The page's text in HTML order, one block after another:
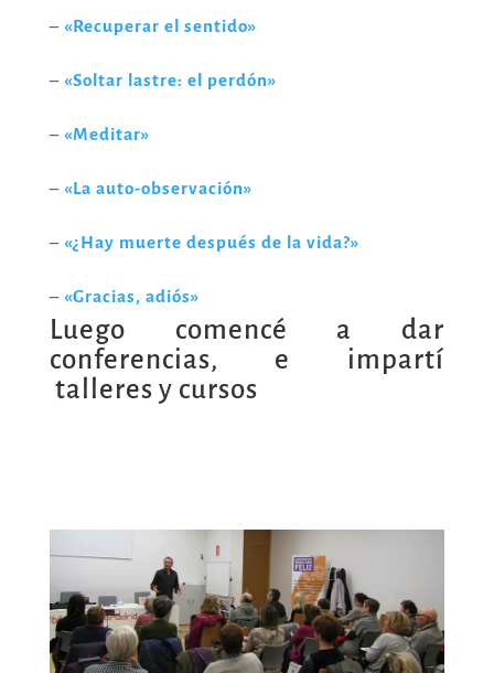
– «Recuperar el sentido»
– «Soltar lastre: el perdón»
– «Meditar»
– «La auto-observación»
– «¿Hay muerte después de la vida?»
– «Gracias, adiós»
Luego comencé a dar
conferencias, e impartí
talleres y cursos
Taller en B.P.M. Angel González